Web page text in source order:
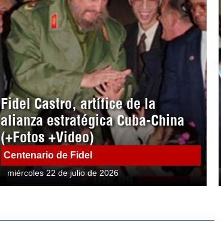
Fidel Castro, artífice de la
alianza estratégica Cuba-China
(+Fotos +Video)
Centenario de Fidel
miércoles 22 de julio de 2026